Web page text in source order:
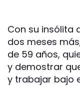
Con su insólita
dos meses
de 59 años,
y demostrar
y trabajar bajo